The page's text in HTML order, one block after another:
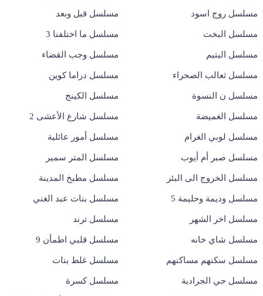
مسلسل روج اسود مسلسل قبل وبعد
مسلسل البخت مسلسل ما اختلفنا 3
مسلسل اليتيم مسلسل وجب القضاء
مسلسل ثعالب الصحراء مسلسل دراما كوين
مسلسل ن النسوة مسلسل الكينج
مسلسل الغميضة مسلسل شارع الأعشى 2
مسلسل لوبي الغرام مسلسل أمور عائلية
مسلسل صبر أم أيوب مسلسل المتر سمير
مسلسل الخروج الى البئر مسلسل مطبخ المدينة
مسلسل وديمة وحليمة 5 مسلسل بنات عبد الغني
مسلسل اخر الشهر مسلسل ترند
مسلسل شاي خانه مسلسل قلبي اطمأن 9
مسلسل سكنهم مساكنهم مسلسل غلط بنات
مسلسل حي الجرادية مسلسل كسرة